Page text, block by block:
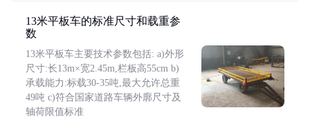
13米平板车的标准尺寸和载重参
数
13米平板车主要技术参数包括: a)外形
尺寸:长13m×宽2.45m,栏板高55cm b)
承载能力:标载30-35吨,最大允许总重
49吨 c)符合国家道路车辆外廓尺寸及
轴荷限值标准